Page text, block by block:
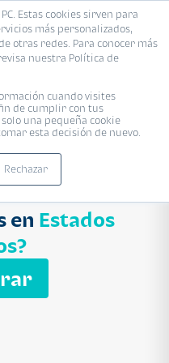
Estas cookies sirven para
más personalizados,
otras redes. Para conocer más
nuestra Política de
cuando visites
de cumplir con tus
una pequeña cookie
esta decisión de nuevo.
Rechazar
Buscar
en Estados